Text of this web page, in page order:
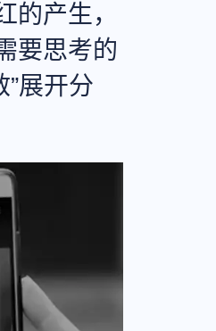
产生，
要思考的
展开分